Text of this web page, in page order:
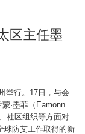
区主任墨
举行。17日，与会
·墨菲（Eamonn
社区组织等方面对
球防艾工作取得的新